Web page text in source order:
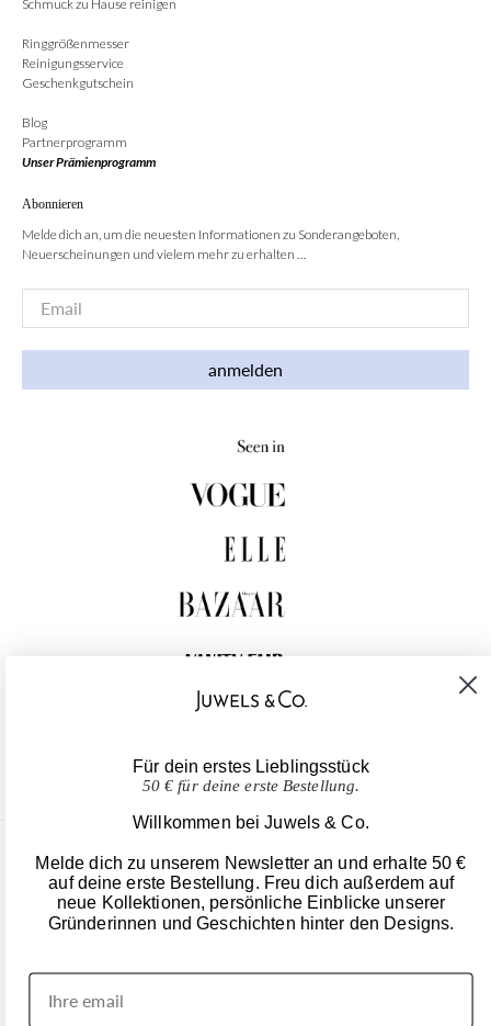
Schmuck zu Hause reinigen
Ringgrößenmesser
Reinigungsservice
Geschenkgutschein
Blog
Partnerprogramm
Unser Prämienprogramm
Abonnieren
Melde dich an, um die neuesten Informationen zu Sonderangeboten,
Neuerscheinungen und vielem mehr zu erhalten …
Email*
anmelden
United States (USD $)
EN | DE
Für dein erstes Lieblingsstück
50 € für deine erste Bestellung.
Willkommen bei Juwels & Co.
Melde dich zu unserem Newsletter an und erhalte 50 €
auf deine erste Bestellung. Freu dich außerdem auf
neue Kollektionen, persönliche Einblicke unserer
Gründerinnen und Geschichten hinter den Designs.